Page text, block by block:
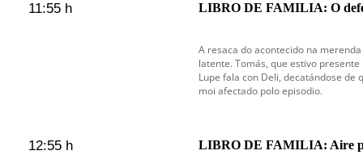
11:55 h LIBRO DE FAMILIA: O
A resaca do acontecido na
latente. Tomás, que estivo
Lupe fala con Deli, decatándose de
moi afectado polo episodio.
12:55 h LIBRO DE FAMILIA: Aire